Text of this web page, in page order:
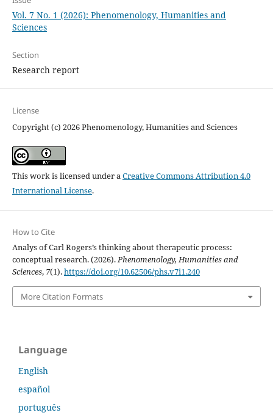
Vol. 7 No. 1 (2026): Phenomenology, Humanities and
Sciences
Section
Research report
License
Copyright (c) 2026 Phenomenology, Humanities and Sciences
This work is licensed under aCreative Commons Attribution 4.0
International License.
How to Cite
Analys of Carl Rogers’s thinking about therapeutic process:
conceptual research. (2026).Phenomenology, Humanities and
Sciences, 7(1).https://doi.org/10.62506/phs.v7i1.240
More Citation Formats
Language
English
español
português